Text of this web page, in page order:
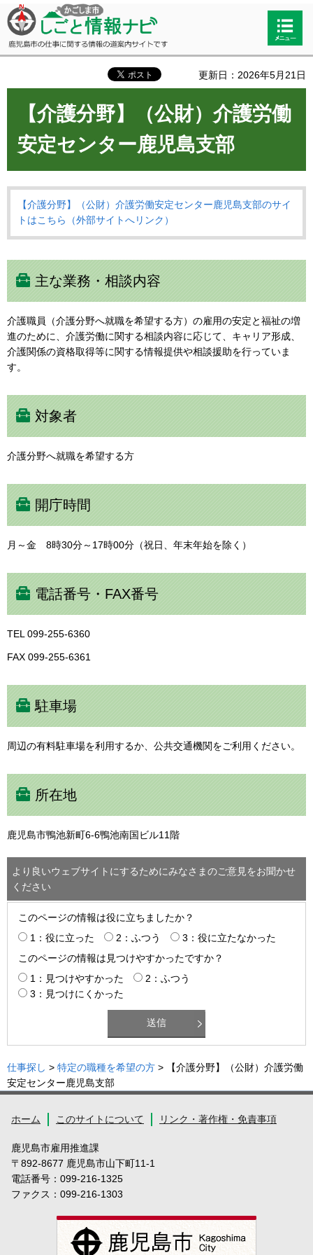
かごしま市しごと情報ナビ 鹿児島市
の仕事に関する情報の道案内サイト
です
検索・
共通メ
ニュー
更新日：2026年5月21日
【介護分野】（公財）介護労働
安定センター鹿児島支部
【介護分野】（公財）介護労働安定センター鹿児島支部のサイ
トはこちら（外部サイトへリンク）
主な業務・相談内容
介護職員（介護分野へ就職を希望する方）の雇用の安定と福祉の増
進のために、介護労働に関する相談内容に応じて、キャリア形成、
介護関係の資格取得等に関する情報提供や相談援助を行っていま
す。
対象者
介護分野へ就職を希望する方
開庁時間
月～金 8時30分～17時00分（祝日、年末年始を除く）
電話番号・FAX番号
TEL 099-255-6360
FAX 099-255-6361
駐車場
周辺の有料駐車場を利用するか、公共交通機関をご利用ください。
所在地
鹿児島市鴨池新町6-6鴨池南国ビル11階
より良いウェブサイトにするためにみなさまのご意見をお聞かせ
ください
このページの情報は役に立ちましたか？
1：役に立った
2：ふつう
3：役に立たなかった
このページの情報は見つけやすかったですか？
1：見つけやすかった
2：ふつう
3：見つけにくかった
仕事探し > 特定の職種を希望の方 > 【介護分野】（公財）介護労働
安定センター鹿児島支部
ホーム このサイトについて リンク・著作権・免責事項
鹿児島市雇用推進課
〒892-8677 鹿児島市山下町11-1
電話番号：099-216-1325
ファクス：099-216-1303